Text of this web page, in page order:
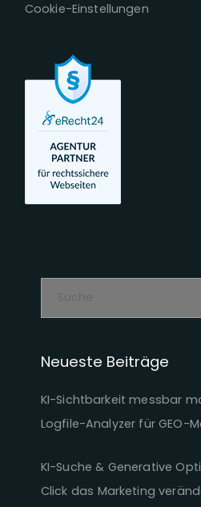
Cookie-Einstellungen
Neueste Beiträge
KI-Sichtbarkeit messbar
Logfile-Analyzer für GEO-
KI-Suche & Generative
Click das Marketing